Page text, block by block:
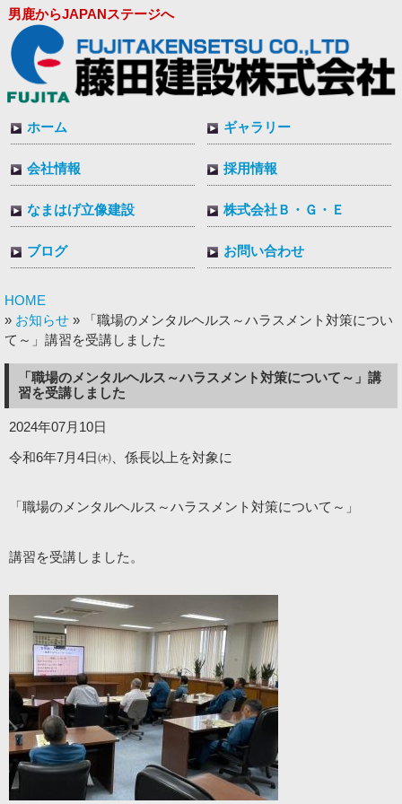
男鹿からJAPANステージへ
ホーム ギャラリー
会社情報 採用情報
なまはげ立像建設 株式会社Ｂ・Ｇ・Ｅ
ブログ お問い合わせ
HOME
» お知らせ » 「職場のメンタルヘルス～ハラスメント対策につい
て～」講習を受講しました
「職場のメンタルヘルス～ハラスメント対策について～」講
習を受講しました
2024年07月10日
令和6年7月4日㈭、係長以上を対象に
「職場のメンタルヘルス～ハラスメント対策について～」
講習を受講しました。